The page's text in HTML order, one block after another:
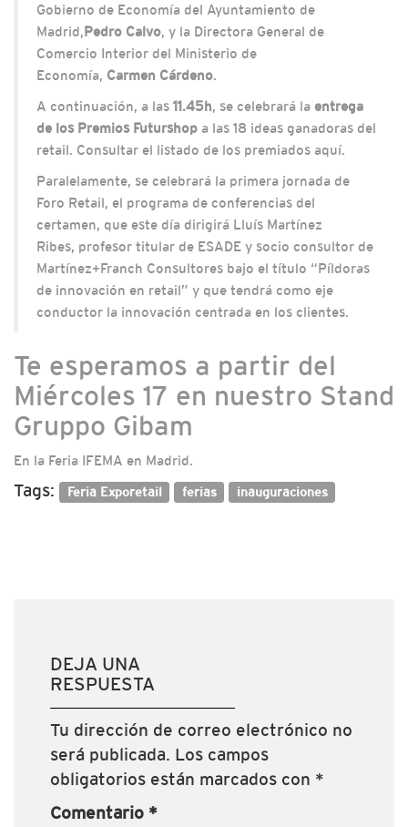
Gobierno de Economía del Ayuntamiento de
Madrid,Pedro Calvo, y la Directora General de
Comercio Interior del Ministerio de
Economía, Carmen Cárdeno.
A continuación, a las 11.45h, se celebrará la entrega
de los Premios Futurshop a las 18 ideas ganadoras del
retail. Consultar el listado de los premiados aquí.
Paralelamente, se celebrará la primera jornada de
Foro Retail, el programa de conferencias del
certamen, que este día dirigirá Lluís Martínez
Ribes, profesor titular de ESADE y socio consultor de
Martínez+Franch Consultores bajo el título “Píldoras
de innovación en retail” y que tendrá como eje
conductor la innovación centrada en los clientes.
Te esperamos a partir del
Miércoles 17 en nuestro Stand
Gruppo Gibam
En la Feria IFEMA en Madrid.
Tags: Feria Exporetail ferias inauguraciones
DEJA UNA
RESPUESTA
Tu dirección de correo electrónico no
será publicada. Los campos
obligatorios están marcados con *
Comentario *